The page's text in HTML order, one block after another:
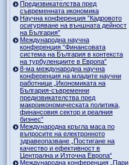
Предизвикателства пред
съвременната икономика
Научна конференция ”Кадровото
осигуряване на външната дейност
на България”
Международна научна
конференция “Финансовата
система на България в контекста
на турбуленциите в Европа”
8-ма международна научна
конференция на младите научни
работници „Икономиката на
България-съвременни
предизвикателства пред
макроикономическата политика,
финансовия сектор и реалния
бизнес”
Международна кръгла маса по
въпросите на електронното
здравеопазване „Постигане на
качество и ефективност в
Централна и Източна Европа“
Международна конференция „Пари